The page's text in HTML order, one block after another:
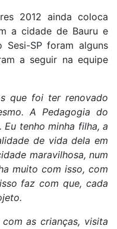
2012 ainda coloca
a cidade de Bauru e
SP foram alguns
a seguir na equipe
que foi ter renovado
A Pedagogia do
tenho minha filha, a
de vida dela em
maravilhosa, num
muito com isso, com
faz com que, cada
as crianças, visita